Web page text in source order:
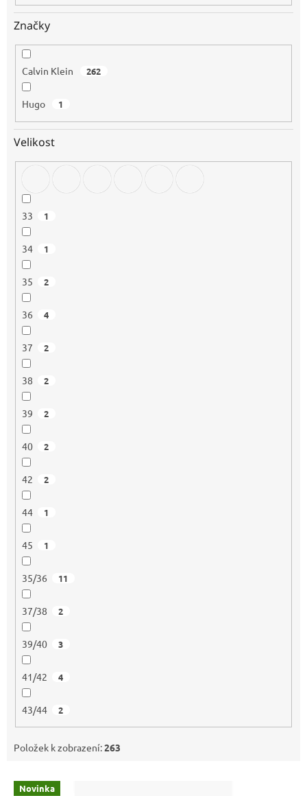
Značky
Calvin Klein 262
Hugo 1
Velikost
33 1
34 1
35 2
36 4
37 2
38 2
39 2
40 2
42 2
44 1
45 1
35/36 11
37/38 2
39/40 3
41/42 4
43/44 2
Položek k zobrazení:263
V Novinka